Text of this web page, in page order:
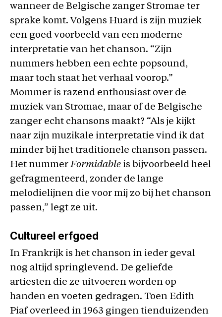
wanneer de Belgische zanger Stromae ter
sprake komt. Volgens Huard is zijn muziek
een goed voorbeeld van een moderne
interpretatie van het chanson. “Zijn
nummers hebben een echte popsound,
maar toch staat het verhaal voorop.”
Mommer is razend enthousiast over de
muziek van Stromae, maar of de Belgische
zanger echt chansons maakt? “Als je kijkt
naar zijn muzikale interpretatie vind ik dat
minder bij het traditionele chanson passen.
Het nummerFormidable is bijvoorbeeld heel
gefragmenteerd, zonder de lange
melodielijnen die voor mij zo bij het chanson
passen,” legt ze uit.
Cultureel erfgoed
In Frankrijk is het chanson in ieder geval
nog altijd springlevend. De geliefde
artiesten die ze uitvoeren worden op
handen en voeten gedragen. Toen Edith
Piaf overleed in 1963 gingen tienduizenden